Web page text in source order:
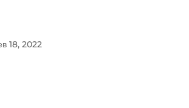
18, 2022